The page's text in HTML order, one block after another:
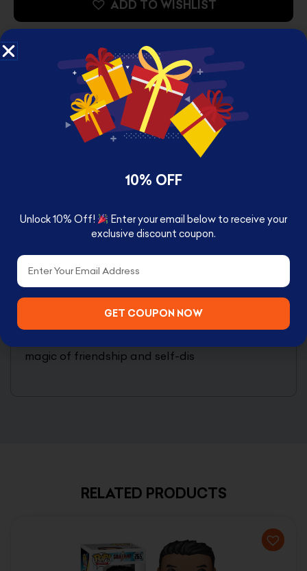
ADD TO WISHLIST
REVIEWS (0)
Introducing the Wicked Singing Glinda Fashion
Doll, a delightful homage to the beloved
enchanting doll allows fans to relive Glinda’s
magic of friendship and self-dis
RELATED PRODUCTS
10% OFF
Unlock 10% Off!
Enter your email below to receive your
exclusive discount coupon.
Email
GET COUPON NOW